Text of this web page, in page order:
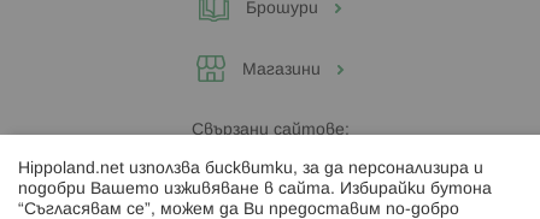
Брошури
Магазини
Свързани сайтове:
Hippoland.ro
Hippoland.net използва бисквитки, за да персонализира и
подобри Вашето изживяване в сайта. Избирайки бутона
“Съгласявам се”, можем да Ви предоставим по-добро